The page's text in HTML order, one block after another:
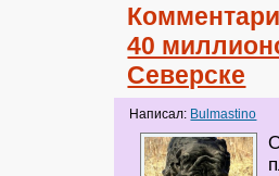
40
Северске
Написал: Bulmastino